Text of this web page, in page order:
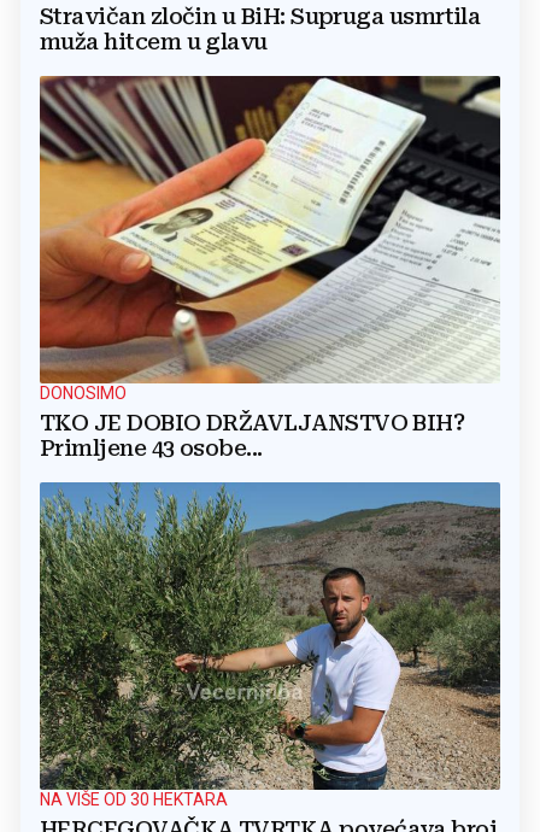
Stravičan zločin u BiH: Supruga usmrtila
muža hitcem u glavu
DONOSIMO
TKO JE DOBIO DRŽAVLJANSTVO BIH?
Primljene 43 osobe...
NA VIŠE OD 30 HEKTARA